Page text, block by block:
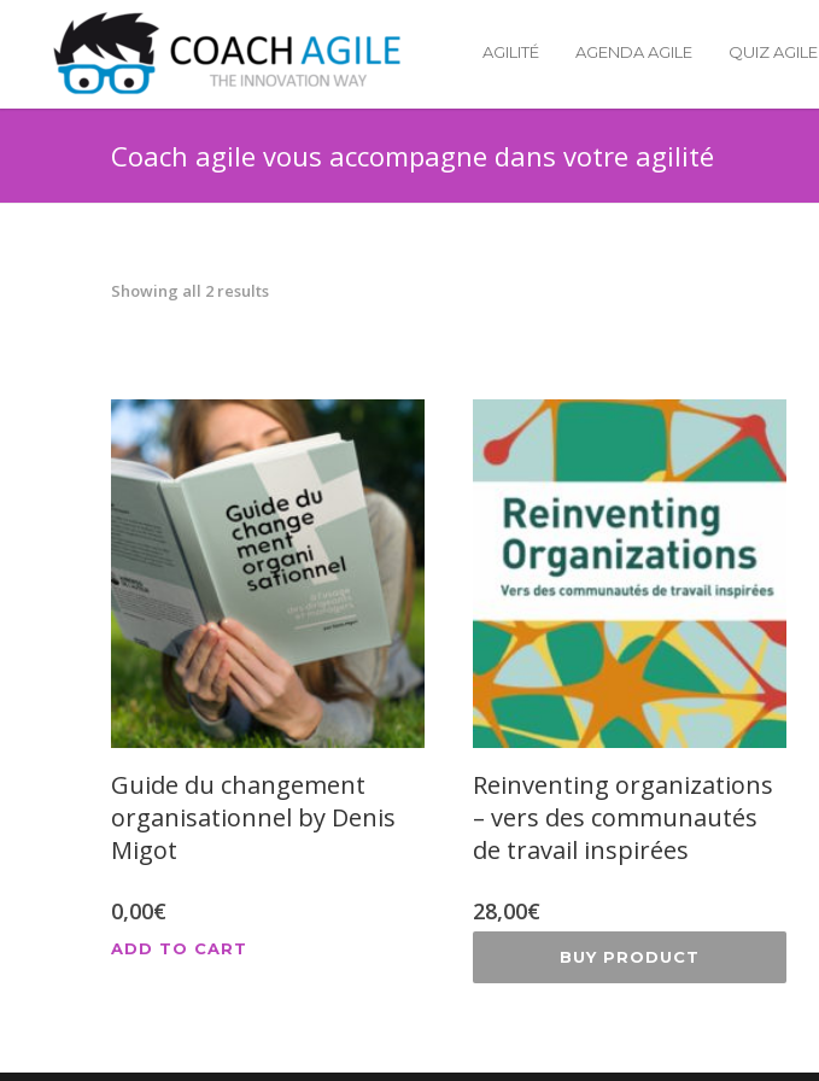
AGILITÉ AGENDA AGILE QUIZ AGILE
Coach agile vous accompagne dans votre agilité
Showing all 2 results
Guide du changement
organisationnel by Denis
Migot
0,00€
ADD TO CART
Reinventing organizations
– vers des communautés
de travail inspirées
28,00€
BUY PRODUCT